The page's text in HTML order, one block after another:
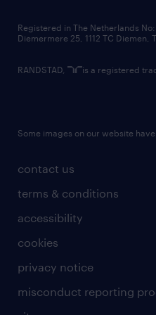
contact us
terms & conditions
accessibility
cookies
privacy notice
misconduct reporting
Registered in The Netherlands
Diemermere 25, 1112 TC Diemen,
RANDSTAD, is a registered
Some images on our website